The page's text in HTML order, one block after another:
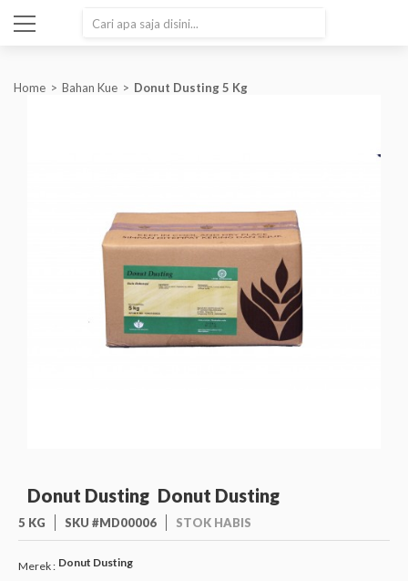
Home Bahan Kue Donut Dusting 5 Kg
Donut Dusting Donut Dusting
5 KG SKU #MD00006 STOK HABIS
Merek : Donut Dusting